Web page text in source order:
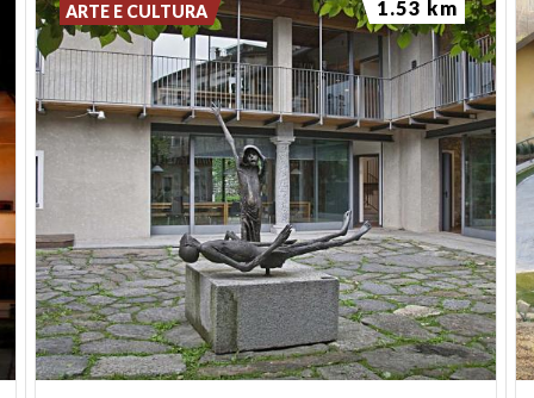
ARTE E CULTURA 1.53 km